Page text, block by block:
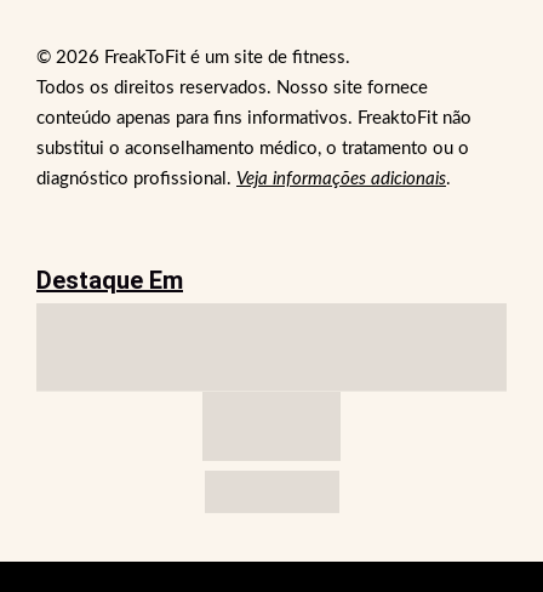
© 2026 FreakToFit é um site de fitness.
Todos os direitos reservados. Nosso site fornece
conteúdo apenas para fins informativos. FreaktoFit não
substitui o aconselhamento médico, o tratamento ou o
diagnóstico profissional. Veja informações adicionais.
Destaque Em